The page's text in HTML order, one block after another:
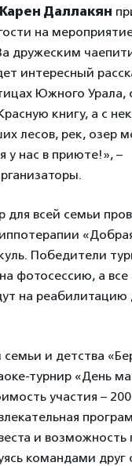
Карен Даллакян
на
дружеским
интересный
Южного Урала,
книгу, а с
лесов, рек, озер
у нас в приюте!», –
для всей семьи
Победители
фотосессию, а
на реабилитацию
и детства
турнир «День
участия –
и возможность
командами друг